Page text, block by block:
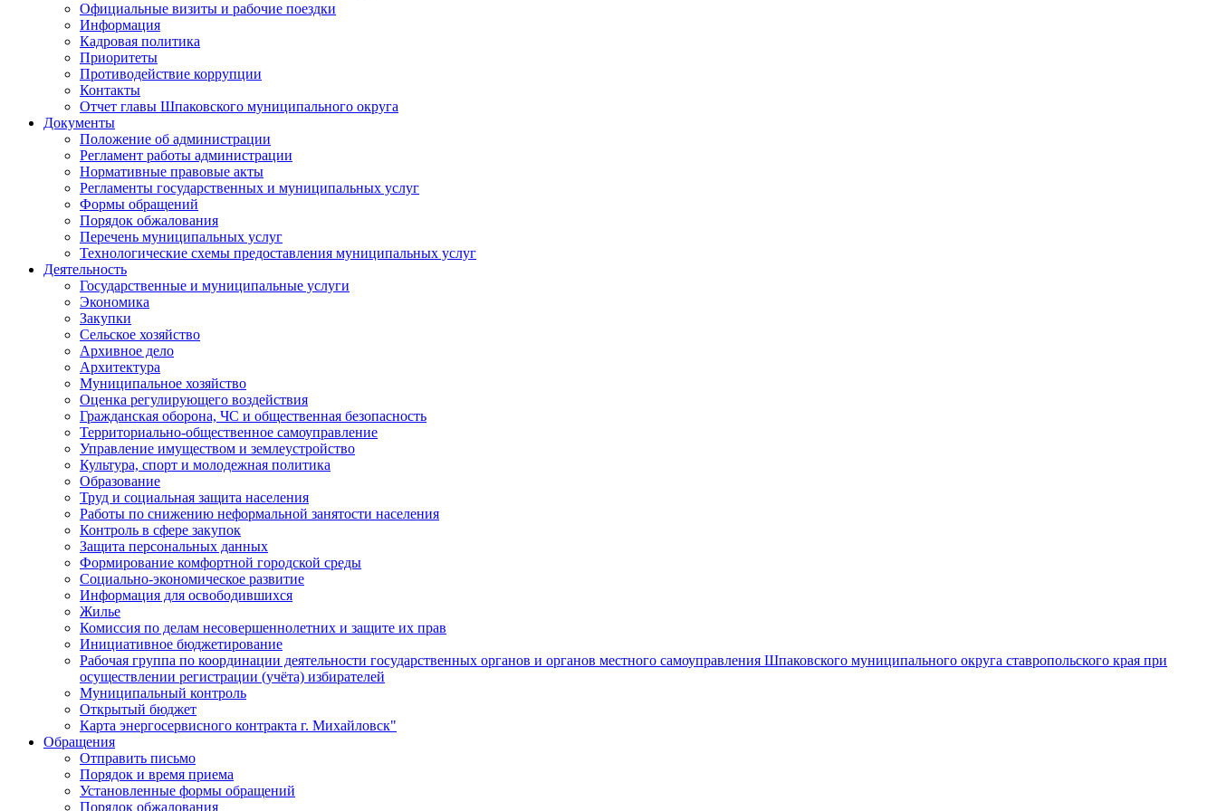
Официальные визиты и рабочие поездки
Информация
Кадровая политика
Приоритеты
Противодействие коррупции
Контакты
Отчет главы Шпаковского муниципального округа
Документы
Положение об администрации
Регламент работы администрации
Нормативные правовые акты
Регламенты государственных и муниципальных услуг
Формы обращений
Порядок обжалования
Перечень муниципальных услуг
Технологические схемы предоставления муниципальных услуг
Деятельность
Государственные и муниципальные услуги
Экономика
Закупки
Сельское хозяйство
Архивное дело
Архитектура
Муниципальное хозяйство
Оценка регулирующего воздействия
Гражданская оборона, ЧС и общественная безопасность
Территориально-общественное самоуправление
Управление имуществом и землеустройство
Культура, спорт и молодежная политика
Образование
Труд и социальная защита населения
Работы по снижению неформальной занятости населения
Контроль в сфере закупок
Защита персональных данных
Формирование комфортной городской среды
Социально-экономическое развитие
Информация для освободившихся
Жилье
Комиссия по делам несовершеннолетних и защите их прав
Инициативное бюджетирование
Рабочая группа по координации деятельности государственных органов и органов местного самоуправления Шпаковского муниципального округа ставропольского края при
осуществлении регистрации (учёта) избирателей
Муниципальный контроль
Открытый бюджет
Карта энергосервисного контракта г. Михайловск"
Обращения
Отправить письмо
Порядок и время приема
Установленные формы обращений
Порядок обжалования